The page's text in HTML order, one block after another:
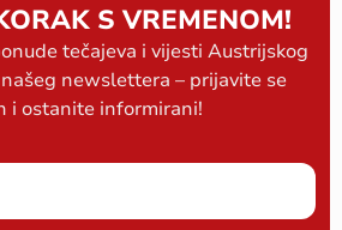
S VREMENOM!
tečajeva i vijesti Austrijskog
newslettera – prijavite se
i ostanite informirani!